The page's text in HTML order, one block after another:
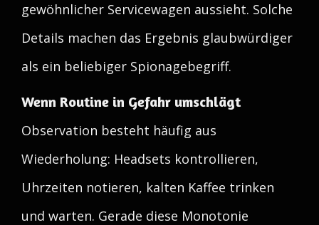
gewöhnlicher Servicewagen aussieht. Solche
Details machen das Ergebnis glaubwürdiger
als ein beliebiger Spionagebegriff.
Wenn Routine in Gefahr umschlägt
Observation besteht häufig aus
Wiederholung: Headsets kontrollieren,
Uhrzeiten notieren, kalten Kaffee trinken
und warten. Gerade diese Monotonie